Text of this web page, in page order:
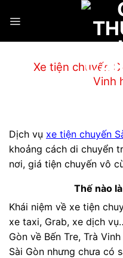
đến
dung
Xe tiện chuyến
Vinh
Dịch vụ xe tiện chuyến
khoảng cách di chuyển
nơi, giá tiện chuyến vô
Thế nào
Khái niệm về xe tiện
xe taxi, Grab, xe dịch
Gòn về Bến Tre, Trà
Sài Gòn nhưng chưa có